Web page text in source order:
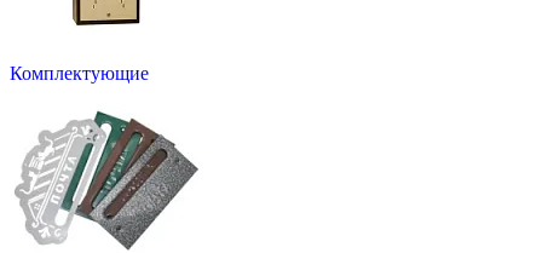
Комплектующие